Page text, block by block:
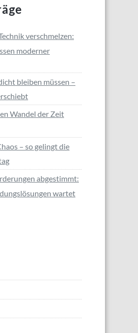
verschmelzen:
moderner
bleiben müssen –
Wandel der Zeit
– so gelingt die
abgestimmt:
wartet